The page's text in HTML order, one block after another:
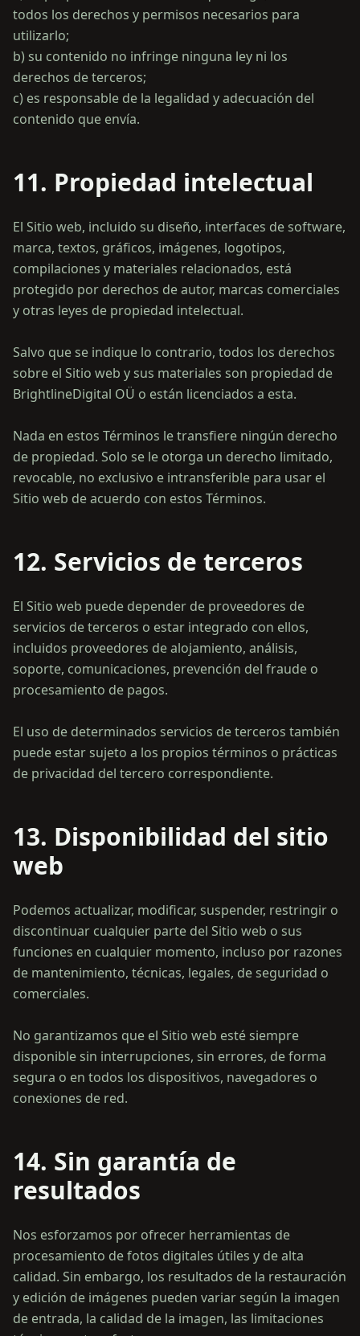
todos los derechos y permisos necesarios para
utilizarlo;
b) su contenido no infringe ninguna ley ni los
derechos de terceros;
c) es responsable de la legalidad y adecuación del
11. Propiedad intelectual
El Sitio web, incluido su diseño, interfaces de software,
marca, textos, gráficos, imágenes, logotipos,
compilaciones y materiales relacionados, está
protegido por derechos de autor, marcas comerciales
y otras leyes de propiedad intelectual.
Salvo que se indique lo contrario, todos los derechos
sobre el Sitio web y sus materiales son propiedad de
BrightlineDigital OÜ o están licenciados a esta.
Nada en estos Términos le transfiere ningún derecho
de propiedad. Solo se le otorga un derecho limitado,
revocable, no exclusivo e intransferible para usar el
12. Servicios de terceros
El Sitio web puede depender de proveedores de
servicios de terceros o estar integrado con ellos,
incluidos proveedores de alojamiento, análisis,
soporte, comunicaciones, prevención del fraude o
procesamiento de pagos.
El uso de determinados servicios de terceros también
puede estar sujeto a los propios términos o prácticas
13. Disponibilidad del sitio
web
Podemos actualizar, modificar, suspender, restringir o
discontinuar cualquier parte del Sitio web o sus
funciones en cualquier momento, incluso por razones
de mantenimiento, técnicas, legales, de seguridad o
comerciales.
No garantizamos que el Sitio web esté siempre
disponible sin interrupciones, sin errores, de forma
segura o en todos los dispositivos, navegadores o
14. Sin garantía de
resultados
Nos esforzamos por ofrecer herramientas de
procesamiento de fotos digitales útiles y de alta
calidad. Sin embargo, los resultados de la restauración
y edición de imágenes pueden variar según la imagen
de entrada, la calidad de la imagen, las limitaciones